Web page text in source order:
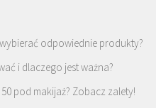
odpowiednie produkty?
i dlaczego jest ważna?
pod makijaż? Zobacz zalety!